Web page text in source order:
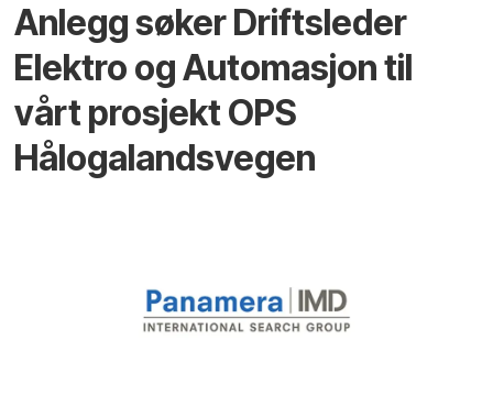
Anlegg søker Driftsleder
Elektro og Automasjon til
vårt prosjekt OPS
Hålogalandsvegen